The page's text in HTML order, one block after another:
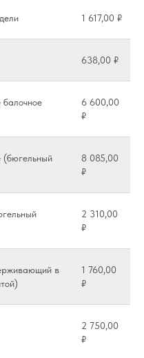
1 617,00 ₽
638,00 ₽
6 600,00
₽
(бюгельный
8 085,00
₽
2 310,00
₽
в
1 760,00
₽
2 750,00
₽